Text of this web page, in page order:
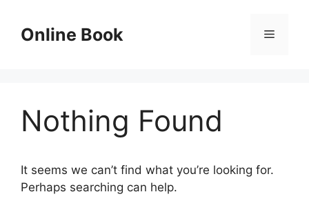
contentOnline Book Menu
Nothing Found
It seems we can’t find what you’re looking for.
Perhaps searching can help.